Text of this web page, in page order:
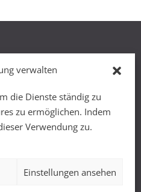
verwalten
die Dienste ständig zu
zu ermöglichen. Indem
Verwendung zu.
Einstellungen ansehen